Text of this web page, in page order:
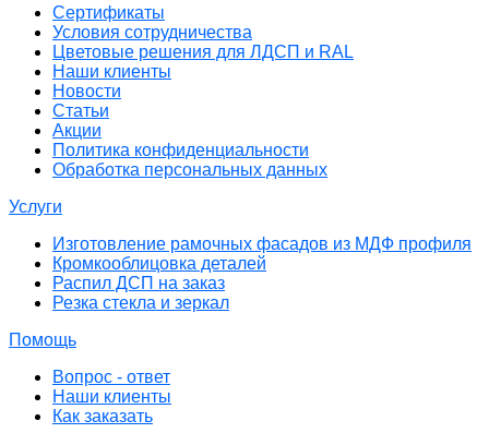
Сертификаты
Условия сотрудничества
Цветовые решения для ЛДСП и RAL
Наши клиенты
Новости
Статьи
Акции
Политика конфиденциальности
Обработка персональных данных
Услуги
Изготовление рамочных фасадов из МДФ профиля
Кромкооблицовка деталей
Распил ДСП на заказ
Резка стекла и зеркал
Помощь
Вопрос - ответ
Наши клиенты
Как заказать